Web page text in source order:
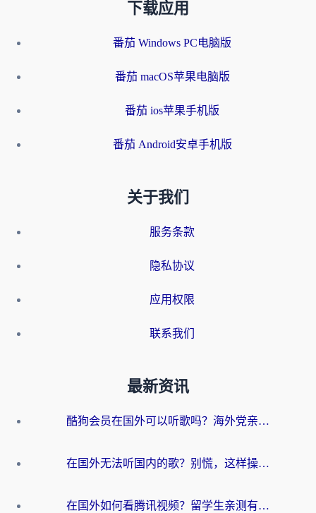
下载应用
番茄 Windows PC电脑版
番茄 macOS苹果电脑版
番茄 ios苹果手机版
番茄 Android安卓手机版
关于我们
服务条款
隐私协议
应用权限
联系我们
最新资讯
酷狗会员在国外可以听歌吗？海外党亲测有效：3步解决音乐权限难题
在国外无法听国内的歌？别慌，这样操作就能畅听QQ音乐（附亲测加速器推荐）
在国外如何看腾讯视频？留学生亲测有效的回国加速方案